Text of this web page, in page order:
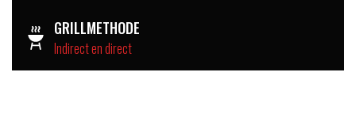
GRILLMETHODE
Indirect en direct